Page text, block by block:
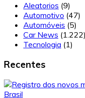
Aleatorios (9)
Automotivo (47)
Automóveis (5)
Car News (1.222)
Tecnologia (1)
Recentes